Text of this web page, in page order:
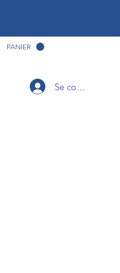
PANIER
Se connecter